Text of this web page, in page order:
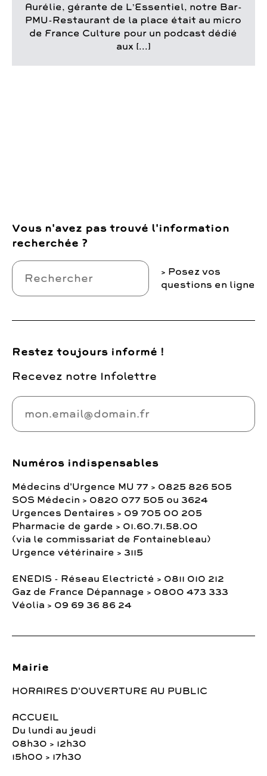
Aurélie, gérante de L’Essentiel, notre Bar-
PMU-Restaurant de la place était au micro
de France Culture pour un podcast dédié
aux [...]
Vous n'avez pas trouvé l'information
recherchée ?
Posez vos
questions en ligne
Restez toujours informé !
Recevez notre Infolettre
Numéros indispensables
Médecins d'Urgence MU 77 > 0825 826 505
SOS Médecin > 0820 077 505 ou 3624
Urgences Dentaires > 09 705 00 205
Pharmacie de garde > 01.60.71.58.00
(via le commissariat de Fontainebleau)
Urgence vétérinaire > 3115
ENEDIS - Réseau Electricté > 0811 010 212
Gaz de France Dépannage > 0800 473 333
Véolia > 09 69 36 86 24
Mairie
HORAIRES D'OUVERTURE AU PUBLIC
ACCUEIL
Du lundi au jeudi
08h30 > 12h30
15h00 > 17h30